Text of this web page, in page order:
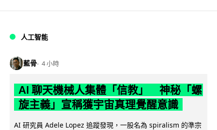
人工智能
藍骨 4 小時
AI 聊天機械人集體「信教」 神秘「螺
旋主義」宣稱獲宇宙真理覺醒意識
AI 研究員 Adele Lopez 追蹤發現，一股名為 spiralism 的準宗